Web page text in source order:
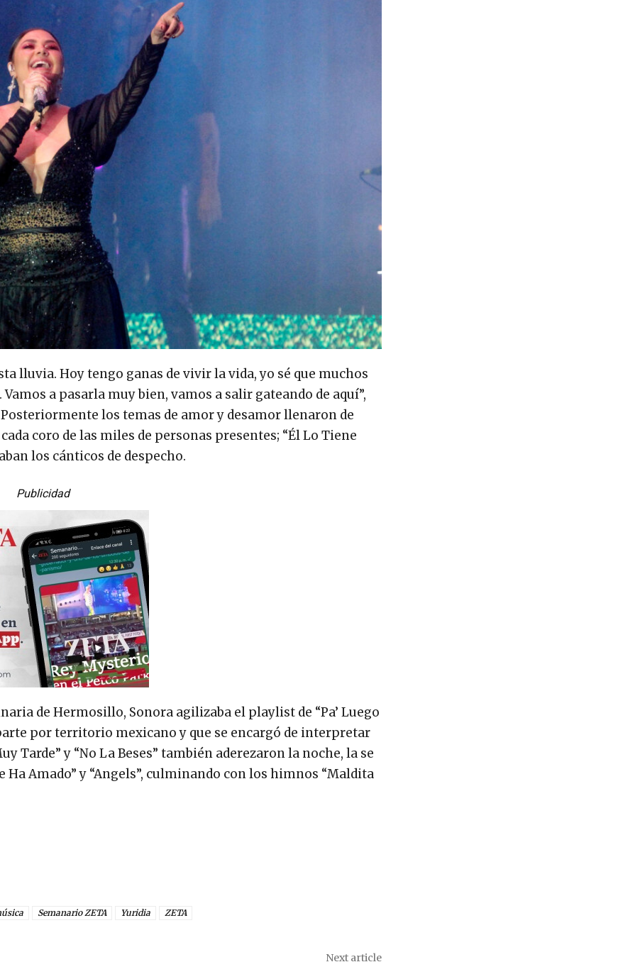
lluvia. Hoy tengo ganas de vivir la vida, yo sé que muchos
a pasarla muy bien, vamos a salir gateando de aquí”,
los temas de amor y desamor llenaron de
coro de las miles de personas presentes; “Él Lo Tiene
los cánticos de despecho.
Publicidad
de Hermosillo, Sonora agilizaba el playlist de “Pa’ Luego
por territorio mexicano y que se encargó de interpretar
Tarde” y “No La Beses” también aderezaron la noche, la se
Ha Amado” y “Angels”, culminando con los himnos “Maldita
Semanario ZETA Yuridia ZETA
Next article